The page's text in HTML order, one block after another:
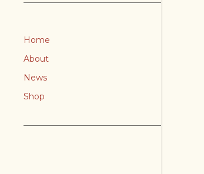
Home
About
News
Shop